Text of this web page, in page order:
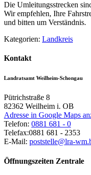
Die Umleitungsstrecken
Wir empfehlen, Ihre
und bitten um Verständnis.
Kategorien: Landkreis
Kontakt
Landratsamt Weilheim-Schongau
Pütrichstraße 8
82362 Weilheim i. OB
Adresse in Google Maps
Telefon: 0881 681 - 0
Telefax:0881 681 - 2353
E-Mail: poststelle@lra-
Öffnungszeiten Zentrale